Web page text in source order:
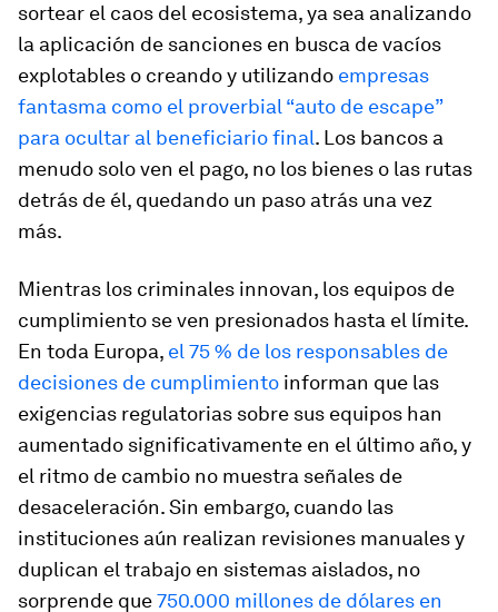
sortear el caos del ecosistema, ya sea analizando
la aplicación de sanciones en busca de vacíos
explotables o creando y utilizando empresas
fantasma como el proverbial “auto de escape”
para ocultar al beneficiario final. Los bancos a
menudo solo ven el pago, no los bienes o las rutas
detrás de él, quedando un paso atrás una vez
más.
Mientras los criminales innovan, los equipos de
cumplimiento se ven presionados hasta el límite.
En toda Europa, el 75 % de los responsables de
decisiones de cumplimiento informan que las
exigencias regulatorias sobre sus equipos han
aumentado significativamente en el último año, y
el ritmo de cambio no muestra señales de
desaceleración. Sin embargo, cuando las
instituciones aún realizan revisiones manuales y
duplican el trabajo en sistemas aislados, no
sorprende que750.000 millones de dólares en